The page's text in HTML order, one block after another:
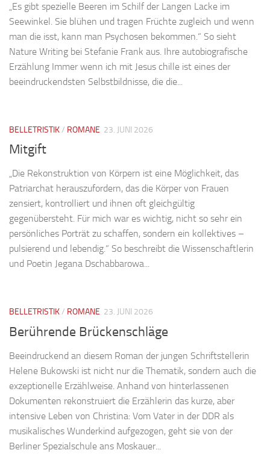
„Es gibt spezielle Beeren im Schilf der Langen Lacke im
Seewinkel. Sie blühen und tragen Früchte zugleich und wenn
man die isst, kann man Psychosen bekommen.“ So sieht
Nature Writing bei Stefanie Frank aus. Ihre autobiografische
Erzählung Immer wenn ich mit Jesus chille ist eines der
beeindruckendsten Selbstbildnisse, die die...
BELLETRISTIK/ ROMANE 23. JUNI 2026
Mitgift
„Die Rekonstruktion von Körpern ist eine Möglichkeit, das
Patriarchat herauszufordern, das die Körper von Frauen
zensiert, kontrolliert und ihnen oft gleichgültig
gegenübersteht. Für mich war es wichtig, nicht so sehr ein
persönliches Porträt zu schaffen, sondern ein kollektives –
pulsierend und lebendig.“ So beschreibt die Wissenschaftlerin
und Poetin Jegana Dschabbarowa...
BELLETRISTIK/ ROMANE 23. JUNI 2026
Berührende Brückenschläge
Beeindruckend an diesem Roman der jungen Schriftstellerin
Helene Bukowski ist nicht nur die Thematik, sondern auch die
exzeptionelle Erzählweise. Anhand von hinterlassenen
Dokumenten rekonstruiert die Erzählerin das kurze, aber
intensive Leben von Christina: Vom Vater in der DDR als
musikalisches Wunderkind aufgezogen, geht sie von der
Berliner Spezialschule ans Moskauer...